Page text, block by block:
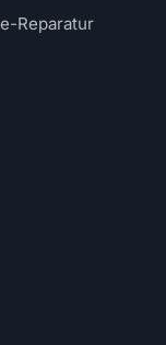
Reparatur